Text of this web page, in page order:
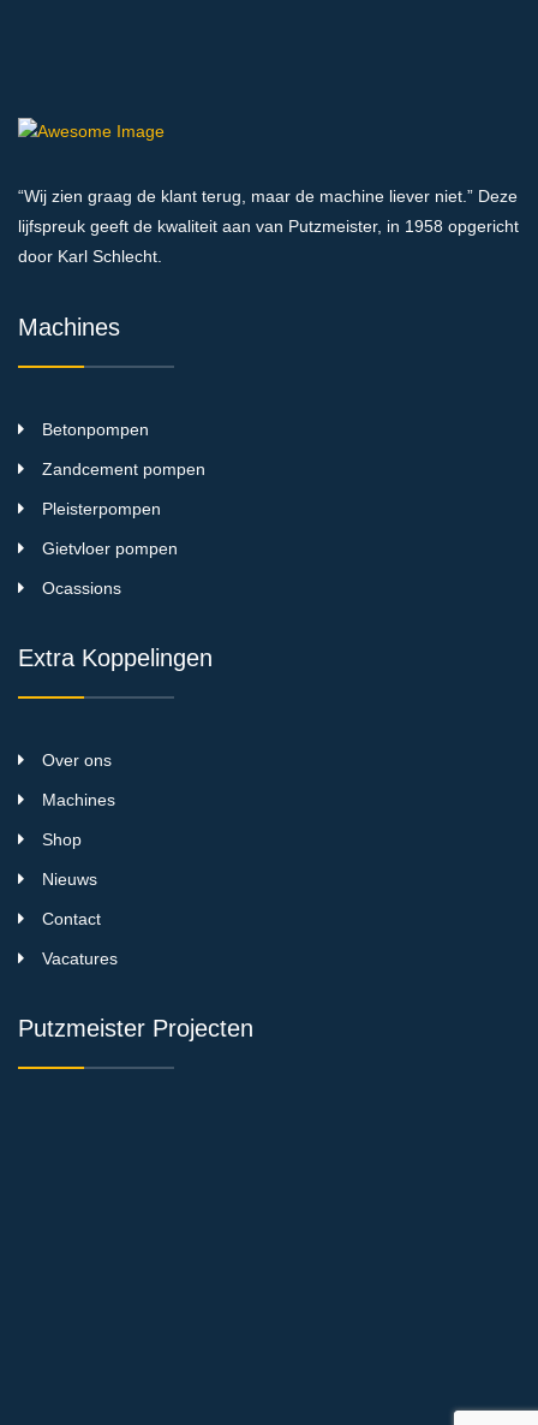
“Wij zien graag de klant terug, maar de machine liever niet.” Deze
lijfspreuk geeft de kwaliteit aan van Putzmeister, in 1958 opgericht
door Karl Schlecht.
Machines
Betonpompen
Zandcement pompen
Pleisterpompen
Gietvloer pompen
Ocassions
Extra Koppelingen
Over ons
Machines
Shop
Nieuws
Contact
Vacatures
Putzmeister Projecten